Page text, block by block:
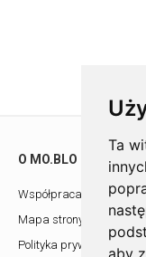
Ta
aby
O MO.BLO
Współpraca z
Mapa strony
Polityka prywatności